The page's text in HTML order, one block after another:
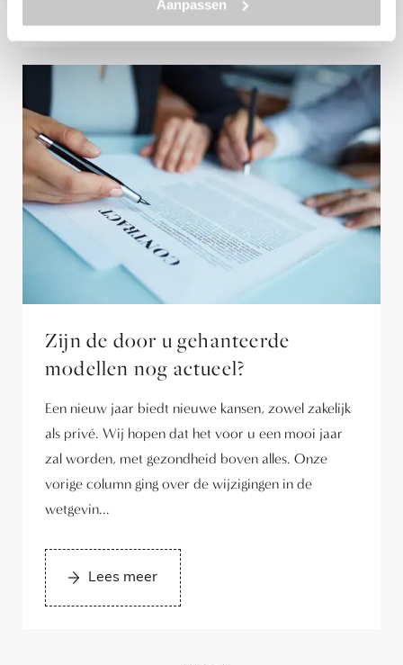
Aanpassen
Zijn de door u gehanteerde
modellen nog actueel?
Een nieuw jaar biedt nieuwe kansen, zowel zakelijk
als privé. Wij hopen dat het voor u een mooi jaar
zal worden, met gezondheid boven alles. Onze
vorige column ging over de wijzigingen in de
wetgevin...
Lees meer